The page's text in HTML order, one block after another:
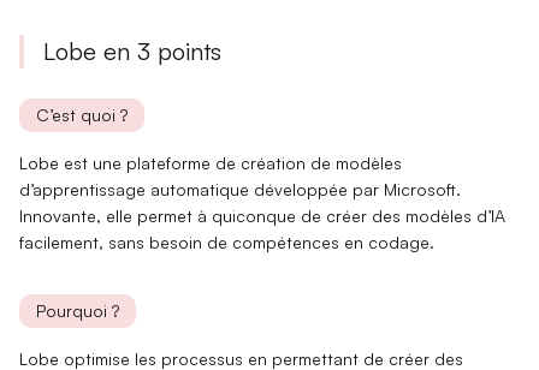
Lobe en 3 points
C’est quoi ?
Lobe est une plateforme de création de modèles
d’apprentissage automatique développée par Microsoft.
Innovante, elle permet à quiconque de créer des modèles d’IA
facilement, sans besoin de compétences en codage.
Pourquoi ?
Lobe optimise les processus en permettant de créer des